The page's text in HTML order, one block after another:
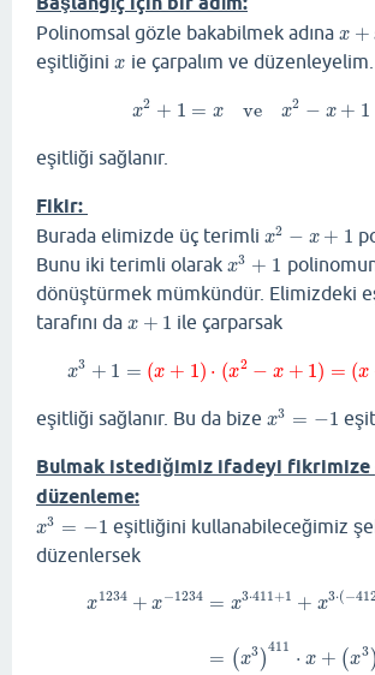
Polinomsal gözle bakabilmek adına x +
x+x
eşitliğini x
x ie çarpalım ve
x2 + 1 = x ve x2 − x + 1
x 2 +1 =x ve x2−x+ 1= 0
eşitliği sağlanır.
Fikir:
Burada elimizde üç terimli x2 − x + 1
x2 −x +1
Bunu iki terimli olarak x3 + 1
x3 +1
dönüştürmek mümkündür. Elimizdeki
tarafını da x + 1
x+1 ile çarparsak
x3 + 1 = (x + 1) ⋅ (x2 − x + 1) = (x
x 3+ 1= (x+ 1)⋅(x 2−x +1 )=( x+ 1)⋅
eşitliği sağlanır. Bu da bize x3 = −1
x3 =− 1
Bulmak istediğimiz ifadeyi fikrimize
düzenleme:
x3 = −1
x3 =− 1
eşitliğini kullanabileceğimiz
düzenlersek
x1234 + x−1234 = x3⋅411+1 + x3⋅(−
= (x3 )411 ⋅ x + (x3 )